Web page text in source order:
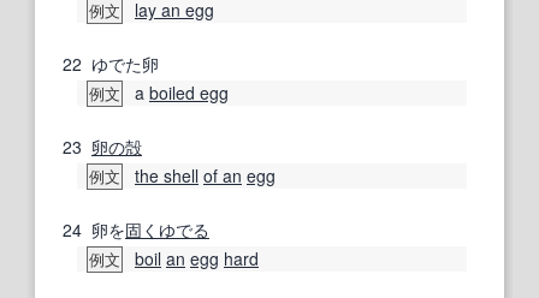
例文 lay an egg
22 ゆでた卵
例文 a boiled egg
23 卵の殻
例文 the shell of an egg
24 卵を固く ゆでる
例文 boil an egg hard